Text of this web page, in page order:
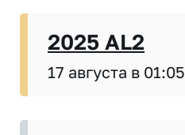
2025 AL2
17 августа в 01:05